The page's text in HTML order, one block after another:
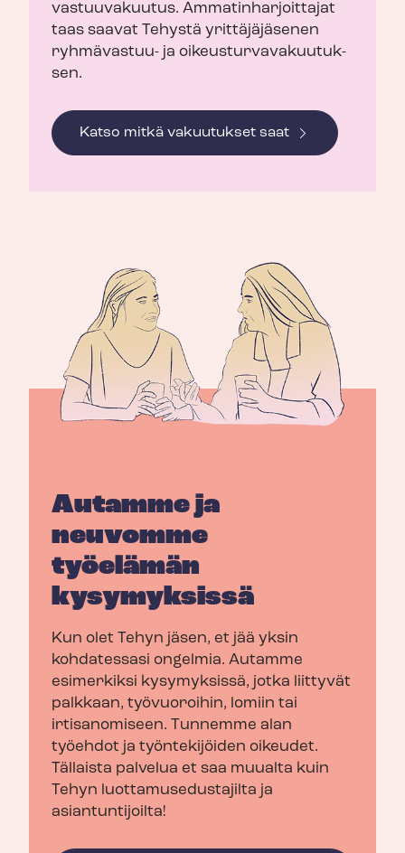
vastuuvakuutus. Am­ma­tin­har­joit­ta­jat
taas saavat Tehystä yrittäjäjäsenen
ryhmävastuu- ja oi­keus­tur­va­va­kuu­tuk­
sen.
Katso mitkä vakuutukset saat
Autamme ja
neuvomme
työelämän
kysymyksissä
Kun olet Tehyn jäsen, et jää yksin
kohdatessasi ongelmia. Autamme
esimerkiksi kysymyksissä, jotka liittyvät
palkkaan, työvuoroihin, lomiin tai
irtisanomiseen. Tunnemme alan
työehdot ja työntekijöiden oikeudet.
Tällaista palvelua et saa muualta kuin
Tehyn luot­ta­muse­dus­ta­jil­ta ja
asiantuntijoilta!